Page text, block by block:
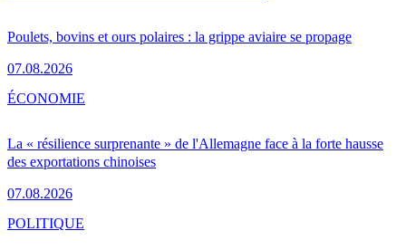
Poulets, bovins et ours polaires : la grippe aviaire se propage
07.08.2026
La « résilience surprenante » de l'Allemagne face à la forte hausse
des exportations chinoises
07.08.2026
ÉCONOMIE
POLITIQUE